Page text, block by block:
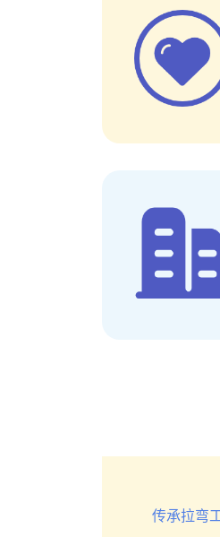
单元式幕型材拉弯
传承拉弯